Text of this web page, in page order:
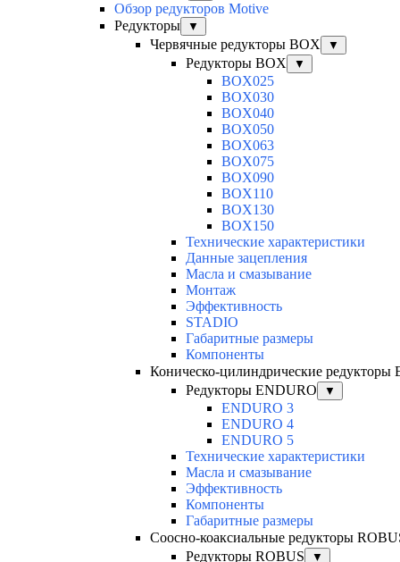
Обзор редукторов Motive
Редукторы
▼
Червячные редукторы BOX ▼
Редукторы BOX ▼
BOX025
BOX030
BOX040
BOX050
BOX063
BOX075
BOX090
BOX110
BOX130
BOX150
Технические характеристики
Данные зацепления
Масла и смазывание
Монтаж
Эффективность
STADIO
Габаритные размеры
Компоненты
Коническо-цилиндрические редукторы
Редукторы ENDURO
▼
ENDURO 3
ENDURO 4
ENDURO 5
Технические характеристики
Масла и смазывание
Эффективность
Компоненты
Габаритные размеры
Соосно-коаксиальные редукторы
Редукторы ROBUS
▼